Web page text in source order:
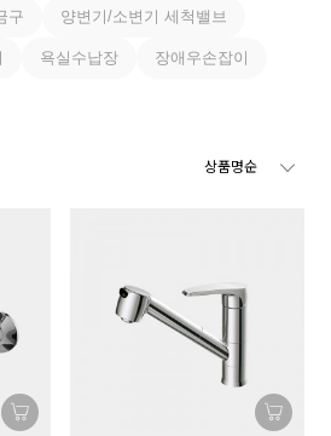
구 양변기/소변기 세척밸브
욕실수납장 장애우손잡이